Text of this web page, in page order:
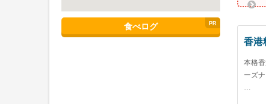
食べログ
香港
本格
ーズ
…